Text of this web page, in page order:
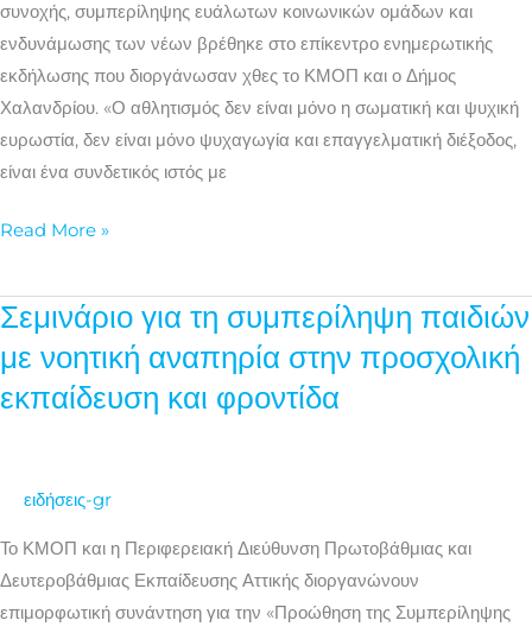
συνοχής, συμπερίληψης ευάλωτων κοινωνικών ομάδων και
ενδυνάμωσης των νέων βρέθηκε στο επίκεντρο ενημερωτικής
εκδήλωσης που διοργάνωσαν χθες το ΚΜΟΠ και ο Δήμος
Χαλανδρίου. «Ο αθλητισμός δεν είναι μόνο η σωματική και ψυχική
ευρωστία, δεν είναι μόνο ψυχαγωγία και επαγγελματική διέξοδος,
είναι ένα συνδετικός ιστός με
εργαλεία
για
συμπεριληπτικές
αθλητικές
δραστηριότητες
Read More »
Σεμινάριο για τη συμπερίληψη παιδιών
με νοητική αναπηρία στην προσχολική
εκπαίδευση και φροντίδα
ειδήσεις-gr
Το ΚΜΟΠ και η Περιφερειακή Διεύθυνση Πρωτοβάθμιας και
Δευτεροβάθμιας Εκπαίδευσης Αττικής διοργανώνουν
επιμορφωτική συνάντηση για την «Προώθηση της Συμπερίληψης
Σεμινάριο
τη
συμπερίληψη
νοητική